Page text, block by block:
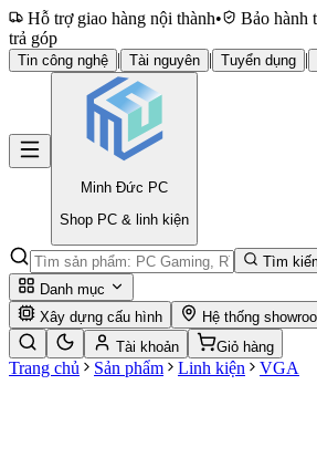
Hỗ trợ giao hàng nội thành• Bảo hành
trả góp
Tin công nghệ | Tài nguyên | Tuyển dụng |
Minh Đức PC
Shop PC & linh kiện
Tìm
Danh mục
Xây dựng cấu hình
Hệ thống
Tài khoản
Giỏ hàng
Trang chủ Sản phẩm Linh kiện VGA